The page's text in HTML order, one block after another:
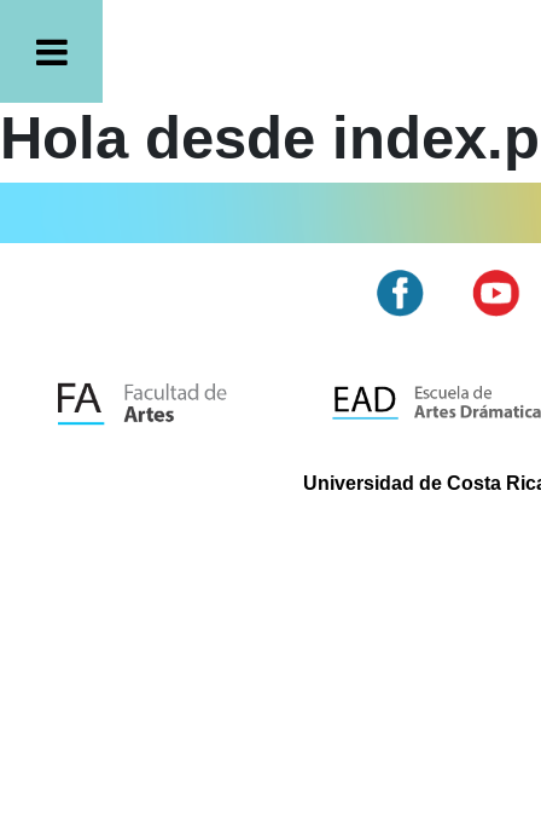
Hola desde
Universidad de Costa